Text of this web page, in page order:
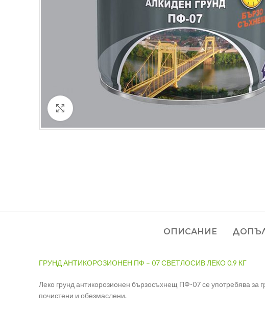
ОПИСАНИЕ
ГРУНД АНТИКОРОЗИОНЕН ПФ – 07 СВЕТЛОСИВ ЛЕКО 0.9 КГ
Леко грунд антикорозионен бързосъхнещ ПФ-07 се употребява за
почистени и обезмаслени.